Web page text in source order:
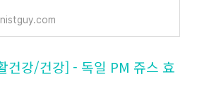
건강/건강] - 독일 PM 쥬스 효